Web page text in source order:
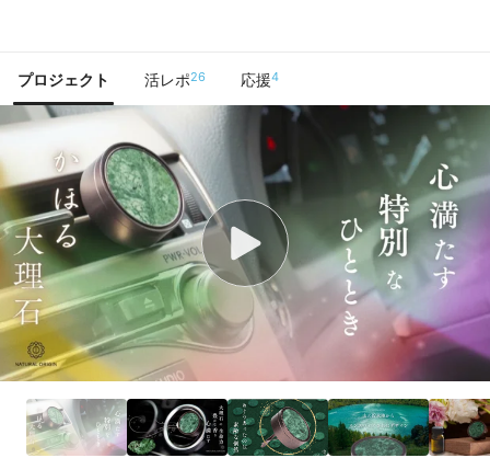
プロジェクト 活レポ26 応援4